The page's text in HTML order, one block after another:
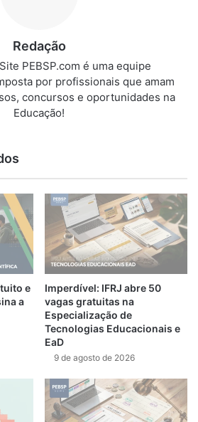
Redação
PEBSP.com é uma equipe
por profissionais que amam
concursos e oportunidades na
Educação!
e
a
Imperdível: IFRJ abre 50
vagas gratuitas na
Especialização de
Tecnologias Educacionais e
EaD
9 de agosto de 2026